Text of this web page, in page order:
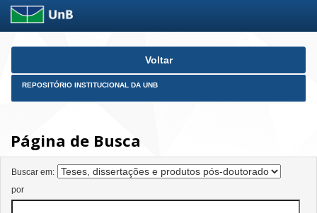
Skip
Voltar
REPOSITÓRIO INSTITUCIONAL DA UNB
Página de Busca
Buscar em:
por